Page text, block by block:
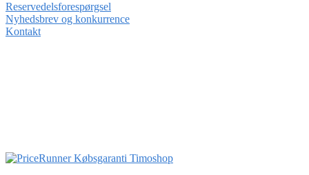
Reservedelsforespørgsel
Nyhedsbrev og konkurrence
Kontakt